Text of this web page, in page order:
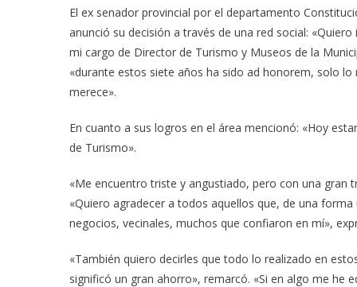
El ex senador provincial por el departamento
anunció su decisión a través de una red social:
mi cargo de Director de Turismo y Museos de la
«durante estos siete años ha sido ad honorem, solo
merece».
En cuanto a sus logros en el área mencionó: «Hoy
de Turismo».
«Me encuentro triste y angustiado, pero con una gran
«Quiero agradecer a todos aquellos que, de una
negocios, vecinales, muchos que confiaron en mí»,
«También quiero decirles que todo lo realizado en
significó un gran ahorro», remarcó. «Si en algo me he